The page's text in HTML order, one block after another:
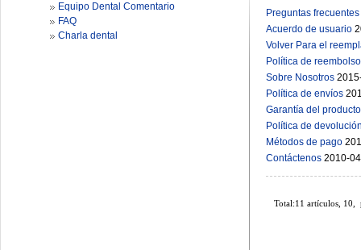
Equipo Dental Comentario
FAQ
Charla dental
Preguntas frecuentes
Acuerdo de usuario
Volver Para el
Política de reembolso
Sobre Nosotros
Política de envíos
Garantía del producto
Política de
Métodos de pago
Contáctenos 2010-
Total:11 artículos, 10,